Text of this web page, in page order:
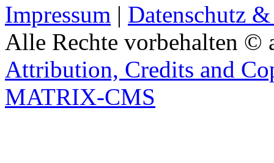
Impressum | Datenschutz
Alle Rechte vorbehalten ©
Attribution, Credits and
MATRIX-CMS